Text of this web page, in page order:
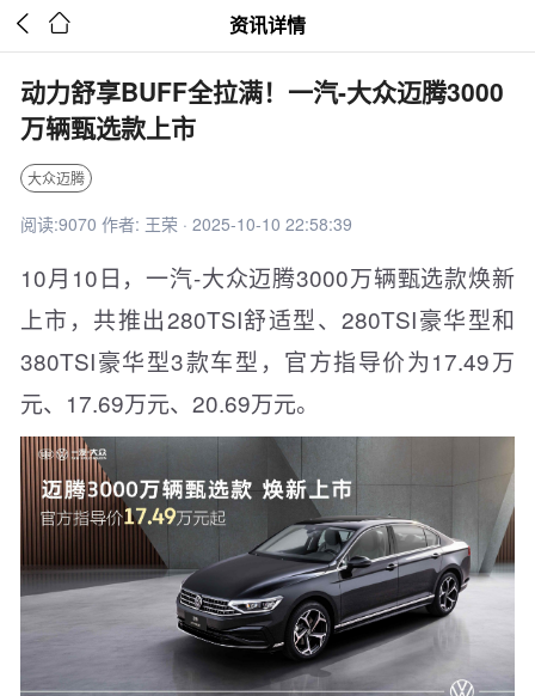
  资讯详情
动力舒享BUFF全拉满！一汽-大众迈腾3000
万辆甄选款上市
大众迈腾
阅读:9070 作者: 王荣 · 2025-10-10 22:58:39
10月10日，一汽-大众迈腾3000万辆甄选款焕新
上市，共推出280TSI舒适型、280TSI豪华型和
380TSI豪华型3款车型，官方指导价为17.49万
元、17.69万元、20.69万元。